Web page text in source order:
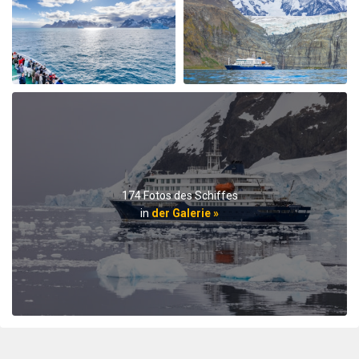
Plancius, this trip aboard the Hondius. It was no
surprise that this trip far exceeded all expectations for
comfort, delicious meals, and exciting adventures
ashore. The top notch expedition staff is knowledgable
and professional citing detailed information about
wildlife, terrain, and other aspects of the environment.
Daily lectures were informative and captivating.
Additionally, interactions with all other crew, dining,
and staff members were friendly and professional
delivering a first class experience. All are true
professionals. When the voyage ended, disembarking
the ship included lots of hugs and a few tears amongst
staff and passengers. It was indeed a very fine
adventure. In my estimation there is no finer fleet of
ships that are staffed with friendly, professional
personnel. I hope to travel with Oceanwide expeditions
again. John Zingrich
174 Fotos des Schiffes
in der Galerie »